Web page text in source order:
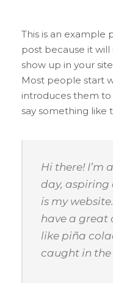
This is an example
post because it will
show up in your
Most people start
introduces them to
say something like
Hi there! I’m
day, aspiring
is my
have a great
like piña
caught in the